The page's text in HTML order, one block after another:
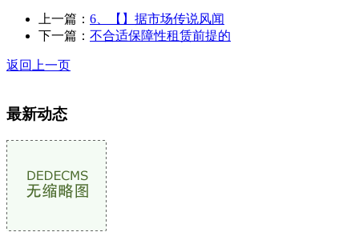
上一篇： 6、【】据市场传说风闻
下一篇： 不合适保障性租赁前提的
返回上一页
最新动态